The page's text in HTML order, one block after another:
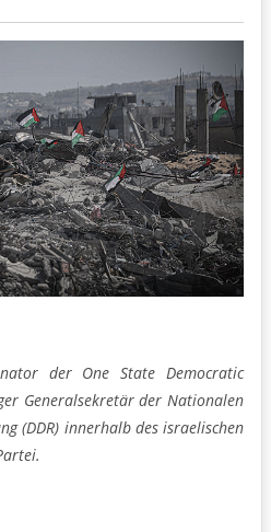
der One State Democratic
Generalsekretär der Nationalen
(DDR) innerhalb des israelischen